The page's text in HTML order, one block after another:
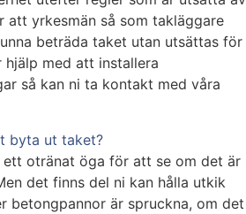
yrkesmän så som takläggare
beträda taket utan utsättas för
hjälp med att installera
så kan ni ta kontakt med våra
byta ut taket?
otränat öga för att se om det är
det finns del ni kan hålla utkik
betongpannor är spruckna, om det